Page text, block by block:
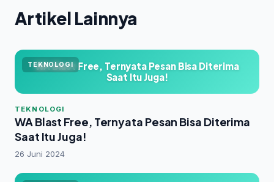
Artikel Lainnya
TEKNOLOGI
WA Blast Free, Ternyata Pesan Bisa Diterima
Saat Itu Juga!
TEKNOLOGI
WA Blast Free, Ternyata Pesan Bisa Diterima
Saat Itu Juga!
26 Juni 2024